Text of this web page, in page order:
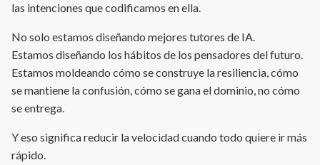
las intenciones que codificamos en ella.
No solo estamos diseñando mejores tutores de IA.
Estamos diseñando los hábitos de los pensadores del futuro.
Estamos moldeando cómo se construye la resiliencia, cómo
se mantiene la confusión, cómo se gana el dominio, no cómo
se entrega.
Y eso significa reducir la velocidad cuando todo quiere ir más
rápido.